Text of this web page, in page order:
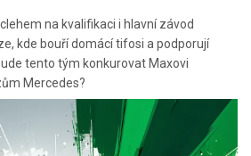
na kvalifikaci i hlavní závod
kde bouří domácí tifosi a podporují
tento tým konkurovat Maxovi
Mercedes?